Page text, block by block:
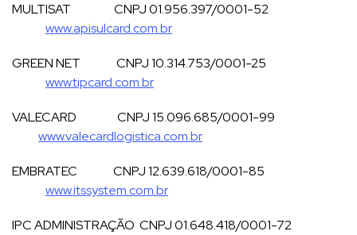
MULTISAT CNPJ 01.956.397/0001-52
www.apisulcard.com.br
GREEN NET CNPJ 10.314.753/0001-25
www.tipcard.com.br
VALECARD CNPJ 15.096.685/0001-99
www.valecardlogistica.com.br
EMBRATEC CNPJ 12.639.618/0001-85
www.itssystem.com.br
IPC ADMINISTRAÇÃO CNPJ 01.648.418/0001-72